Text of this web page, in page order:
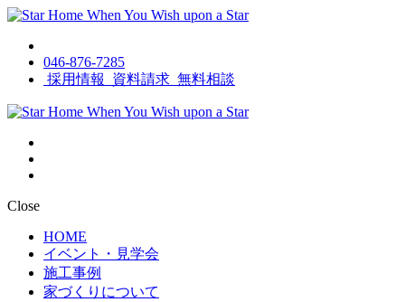
046-876-7285
採用情報
資料請求 無料相談
Close
HOME
イベント・見学会
施工事例
家づくりについて